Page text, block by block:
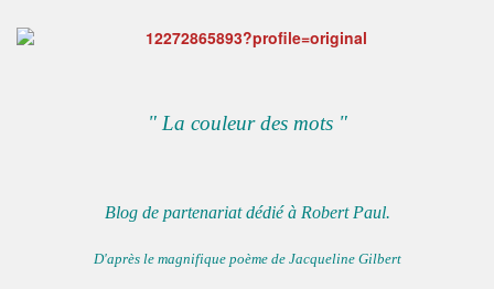
" La couleur des mots "
Blog de partenariat dédié à Robert Paul.
D'après le magnifique poème de Jacqueline Gilbert